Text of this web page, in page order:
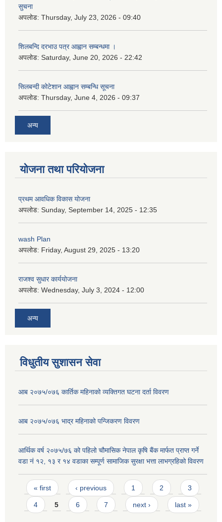
सुचना
अपलोड: Thursday, July 23, 2026 - 09:40
शिलबन्दि दरभाउ पत्र आह्वान सम्बन्धमा ।
अपलोड: Saturday, June 20, 2026 - 22:42
सिलबन्दी कोटेशान आह्वान सम्बन्धि सूचना
अपलोड: Thursday, June 4, 2026 - 09:37
अन्य
योजना तथा परियोजना
प्रथम आवधिक विकास योजना
अपलोड: Sunday, September 14, 2025 - 12:35
wash Plan
अपलोड: Friday, August 29, 2025 - 13:20
राजश्व सुधार कार्ययोजना
अपलोड: Wednesday, July 3, 2024 - 12:00
अन्य
विधुतीय सुशासन सेवा
आब २०७५/०७६ कार्तिक महिनाको व्यक्तिगत घटना दर्ता विवरण
आब २०७५/०७६ भाद्र महिनाको पन्जिकरण विवरण
आर्थिक वर्ष २०७५/७६ को पहिलो चौमासिक नेपाल कृषि बैंक मार्फत प्राप्त गर्ने
वडा नं १२, १३ र १४ वडाका सम्पूर्ण सामाजिक सुरक्षा भत्ता लाभग्रहिको विवरण
Pages
« first ‹ previous 1 2 3
4 5 6 7 next › last »